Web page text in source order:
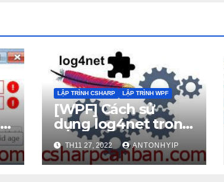
LẬP TRÌNH CSHARP LẬP TRÌNH WPF
[WPF] Cách sử
dụng log4net trong
wpf
TH11 27, 2022 ANTONHYIP